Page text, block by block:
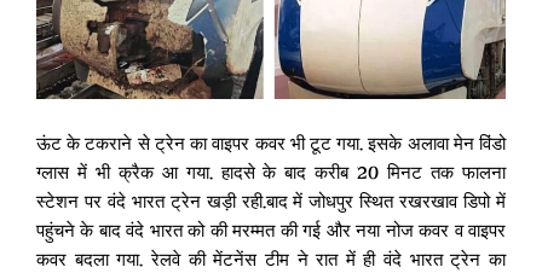
ऊंट के टकराने से ट्रेन का वाइपर कवर भी टूट गया. इसके अलावा मेन विंडो
ग्लास में भी क्रैक आ गया. हादसे के बाद करीब 20 मिनट तक फालना
स्टेशन पर वंदे भारत ट्रेन खड़ी रही.बाद में जोधपुर स्थित रखरखाव डिपो में
पहुंचने के बाद वंदे भारत को की मरम्मत की गई और नया नोज कवर व वाइपर
कवर बदला गया. रेलवे की मेंटनेंस टीम ने रात में ही वंदे भारत ट्रेन का